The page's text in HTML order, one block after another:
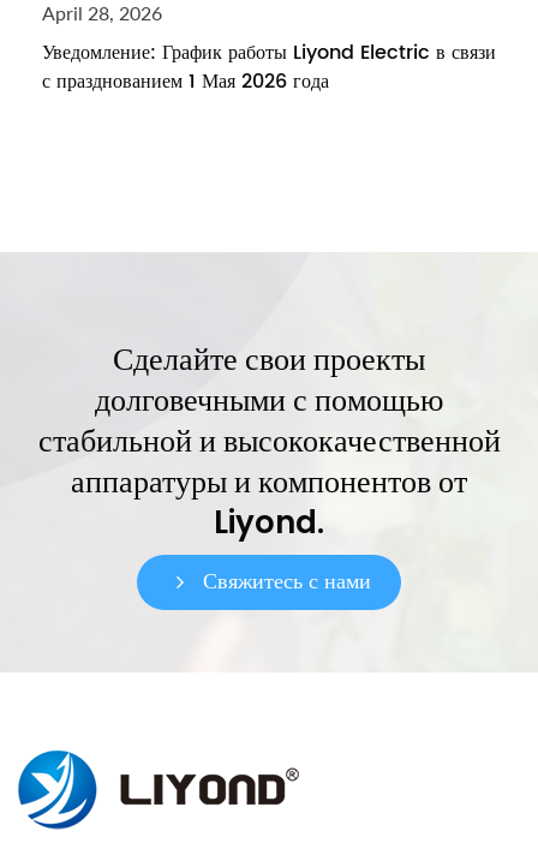
April 28, 2026
Уведомление: График работы Liyond Electric в связи
с празднованием 1 Мая 2026 года
Сделайте свои проекты
долговечными с помощью
стабильной и высококачественной
аппаратуры и компонентов от
Liyond.
Свяжитесь с нами